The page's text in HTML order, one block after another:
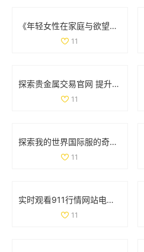
《年轻女性在家庭与欲望之间的复杂抉择与心灵探索》
11
探索贵金属交易官网 提升您的投资体验与市场洞察力
11
探索我的世界国际服的奇妙冒险与无尽乐趣体验
11
实时观看911行情网站电视直播获取最新市场动态与分析
11